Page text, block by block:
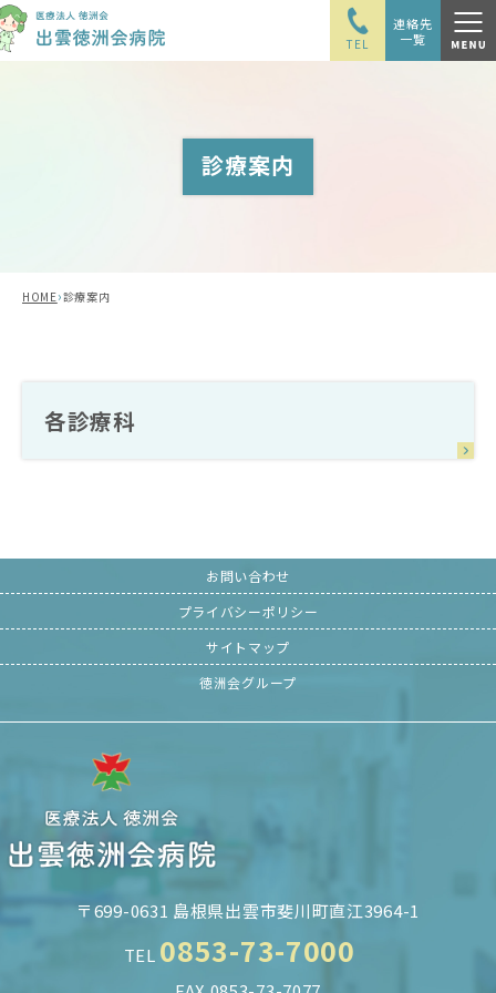
TEL
連絡先
一覧
診療案内
HOME›診療案内
各診療科
お問い合わせ
プライバシーポリシー
サイトマップ
徳洲会グループ
〒699-0631 島根県出雲市斐川町直江3964-1
TEL 0853-73-7000